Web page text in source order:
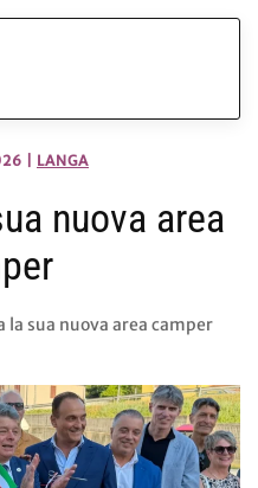
LANGA
nuova area
la sua nuova area camper